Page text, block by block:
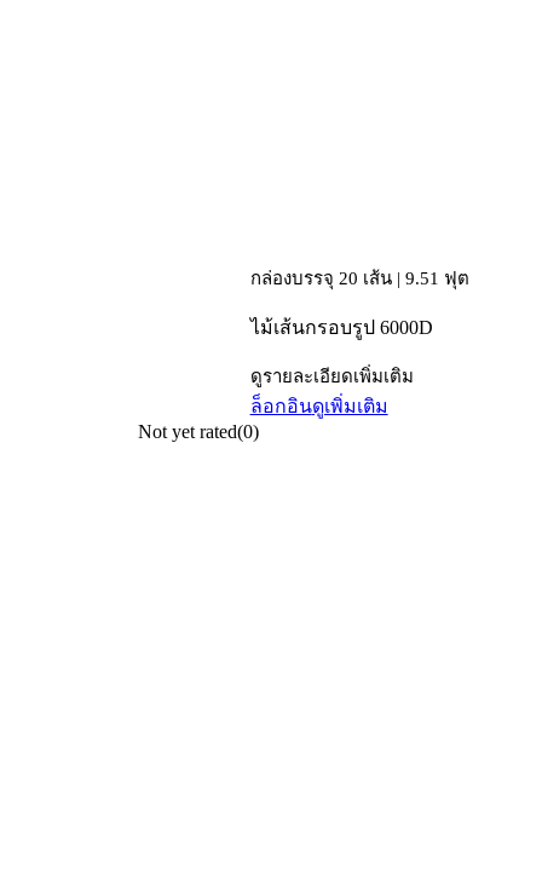
กล่องบรรจุ 20 เส้น | 9.51 ฟุต
ไม้เส้นกรอบรูป 6000D
ดูรายละเอียดเพิ่มเติม
ล็อกอินดูเพิ่มเติม
Not yet rated(0)